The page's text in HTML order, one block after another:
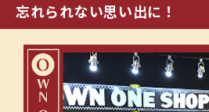
忘れられない思い出に！